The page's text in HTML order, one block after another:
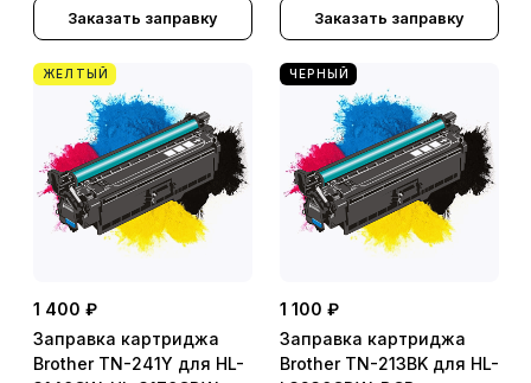
Заказать заправку
MFC-8460N, MFC-
8860DN, MFC-8870DW,
DCP-8060, DCP-8065DN
Заказать заправку
ЖЕЛТЫЙ
1 400 ₽
Заправка картриджа
Brother TN-241Y для HL-
ЧЕРНЫЙ
1 100 ₽
Заправка картриджа
Brother TN-213BK для HL-